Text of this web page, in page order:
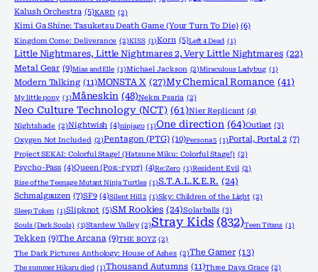
Kalush Orchestra (5)KARD (2)
Kimi Ga Shine: Tasuketsu Death Game (Your Turn To Die) (6)
Kingdom Come: Deliverance (2)KISS (1)Korn (5)Left 4 Dead (1)
Little Nightmares, Little Nightmares 2, Very Little Nightmares (22)
Metal Gear (9)Mias and Elle (1)Michael Jackson (2)Miraculous Ladybug (1)
Modern Talking (11)MONSTA X (27)My Chemical Romance (41)
My little pony (1)Måneskin (48)Nekra Psaria (2)
Neo Culture Technology (NCT) (61)Nier Replicant (4)
Nightshade (2)Nightwish (4)ninjago (1)One direction (64)Outlast (3)
Oxygen Not Included (2)Pentagon (PTG) (10)Persona 5 (1)Portal, Portal 2 (7)
Project SEKAI: Colorful Stage! (Hatsune Miku: Colorful Stage!) (2)
Psycho-Pass (4)Queen (Рок-гурт) (4)Re:Zero (1)Resident Evil (2)
Rise of the Teenage Mutant Ninja Turtles (1)S.T.A.L.K.E.R. (24)
Schmalgauzen (7)SF9 (4)Silent Hill 2 (1)Sky: Children of the Light (2)
Sleep Token (1)Slipknot (5)SM Rookies (24)Solarballs (3)
Souls (Dark Souls) (1)Stardew Valley (2)Stray Kids (832)Teen Titans (1)
Tekken (9)The Arcana (9)THE BOYZ (2)
The Dark Pictures Anthology: House of Ashes (2)The Gamer (13)
The summer Hikaru died (1)Thousand Autumns (11)Three Days Grace (2)